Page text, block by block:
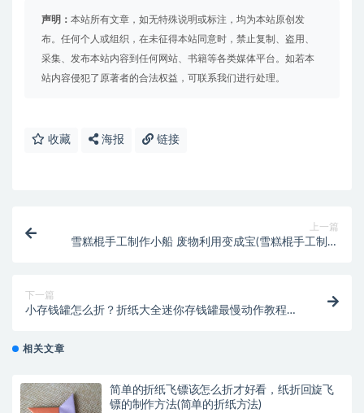
声明： 本站所有文章，如无特殊说明或标注，均为本站原创发
布。任何个人或组织，在未征得本站同意时，禁止复制、盗用、
采集、发布本站内容到任何网站、书籍等各类媒体平台。如若本
站内容侵犯了原著者的合法权益，可联系我们进行处理。
收藏 海报 链接
上一篇
雪糕棍手工制作小船 废物利用变成宝(雪糕棍手工制作
下一篇
小存钱罐怎么折？折纸大全迷你存钱罐最慢动作教程分
相关文章
简单的折纸飞镖该怎么折才好看，纸折回旋飞
镖的制作方法(简单的折纸方法)